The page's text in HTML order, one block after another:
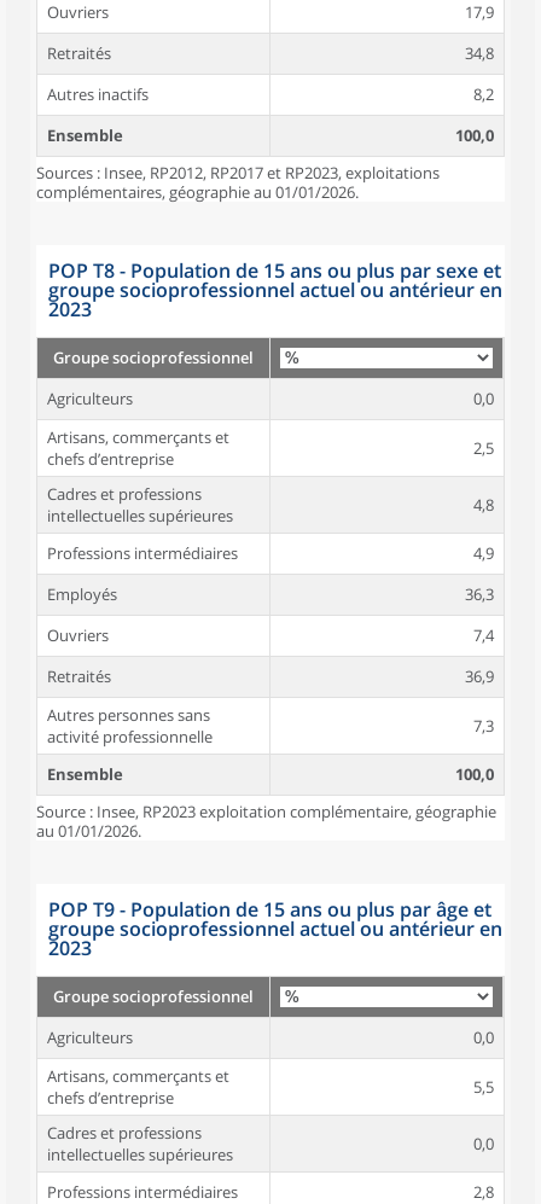
Ouvriers
17,9
Retraités
34,8
Autres inactifs
8,2
Ensemble
100,0
Sources : Insee, RP2012, RP2017 et RP2023, exploitations
complémentaires, géographie au 01/01/2026.
POP T8 - Population de 15 ans ou plus par sexe et
groupe socioprofessionnel actuel ou antérieur en
2023
Groupe socioprofessionnel
Agriculteurs
0,0
Artisans, commerçants et
chefs d’entreprise
2,5
Cadres et professions
intellectuelles supérieures
4,8
Professions intermédiaires
4,9
Employés
36,3
Ouvriers
7,4
Retraités
36,9
Autres personnes sans
activité professionnelle
7,3
Ensemble
100,0
Source : Insee, RP2023 exploitation complémentaire, géographie
au 01/01/2026.
POP T9 - Population de 15 ans ou plus par âge et
groupe socioprofessionnel actuel ou antérieur en
2023
Groupe socioprofessionnel
Agriculteurs
0,0
Artisans, commerçants et
chefs d’entreprise
5,5
Cadres et professions
intellectuelles supérieures
0,0
Professions intermédiaires
2,8